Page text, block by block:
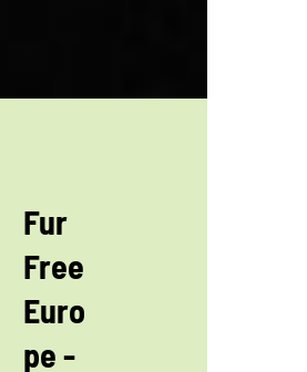
Fur
Free
Euro
pe -